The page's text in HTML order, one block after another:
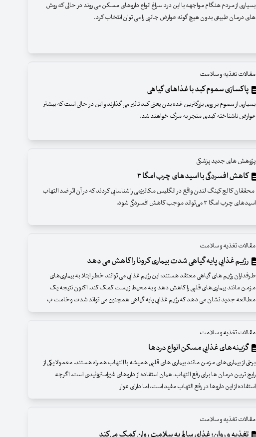
بسیاری از مردم هنگام مواجهه با این درد سراغ انواع داروهای مسکن می روند در حالی که روش
های درمان طبیعی بدون هیچ گونه عوارض جانبی را می توان انتخاب کرد.
مقالات تغذیه و سلامت
پاکسازی سموم کبد با غذاهای گیاهی
بسیاری از سموم بر روی بزرگترین غده بدن یعنی کبد تاثیر می گذارند و این در حالی است که بیشتر
عوارض ناشناخته کبدی منجر به مرگ خواهند شد.
پژوهش های جدید پزشکی
کاهش افسردگی با اسیدهای چرب امگا ۳
محققان کالج کینگ لندن واقع در انگلیس مکانیزمی را شناسایی کردند که در آن اثر ضد التهاب
اسیدهای چرب امگا ۳ می‌تواند موجب کاهش افسردگی شود.
مقالات تغذیه و سلامت
رژیم غذایی پایه گیاهی شدت بیماری کرونا را کاهش می دهد
طرفداران رژیم های گیاهی معتقد هستند: این رژیم غذایی می توانند خطر ابتلا به بیماری‌های
مزمن مانند بیماری‌های قلبی را کاهش دهد و به محیط زیست کمک کند، اکنون نتیجه یک
مطالعه جدید نشان می دهد که رژیم غذایی پایه گیاهی همچنین می تواند شدت وخامت ب
مقالات تغذیه و سلامت
گزینه‌های غذایی مسکن انواع دردها
برخی از بیماری‌های مزمن مانند بیماری های قلبی همیشه با التهاب همراه هستند. معمولا یکی از
رایج ‌ترین درمان‌ ها برای رفع التهاب، همان استفاده از داروهای غیراستروئیدی است. اگرچه
استفاده از این داروها در رفع التهاب مفید است، اما دارای عوار
مقالات تغذیه و سلامت
تغذیه و روان؛ غذای سالم به سلامت روان کمک می‌کند